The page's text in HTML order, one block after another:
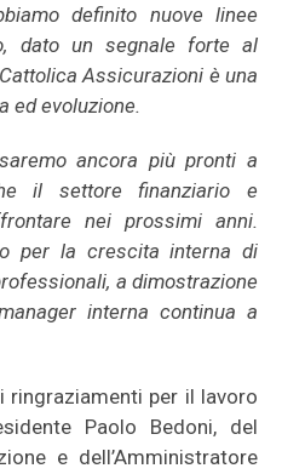
definito nuove linee
dato un segnale forte al
Assicurazioni è una
ed evoluzione.
ancora più pronti a
il settore finanziario e
nei prossimi anni.
per la crescita interna di
a dimostrazione
interna continua a
ringraziamenti per il lavoro
Paolo Bedoni, del
e dell’Amministratore